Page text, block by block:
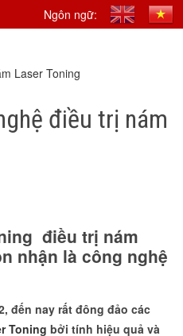
Ngôn ngữ:
Laser Toning
điều trị nám
điều trị nám
nhận là công nghệ
đến nay rất đông đảo các
Toning bởi tính hiệu quả và